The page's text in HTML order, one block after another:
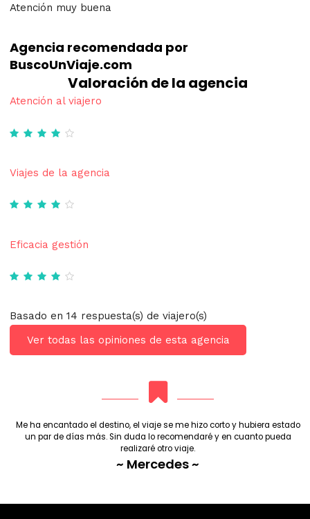
Atención muy buena
Agencia recomendada por
BuscoUnViaje.com
Valoración de la agencia
Atención al viajero
Viajes de la agencia
Eficacia gestión
Basado en 14 respuesta(s) de viajero(s)
Ver todas las opiniones de esta agencia
Me ha encantado el destino, el viaje se me hizo corto y hubiera estado
un par de días más. Sin duda lo recomendaré y en cuanto pueda
realizaré otro viaje.
~ Mercedes ~